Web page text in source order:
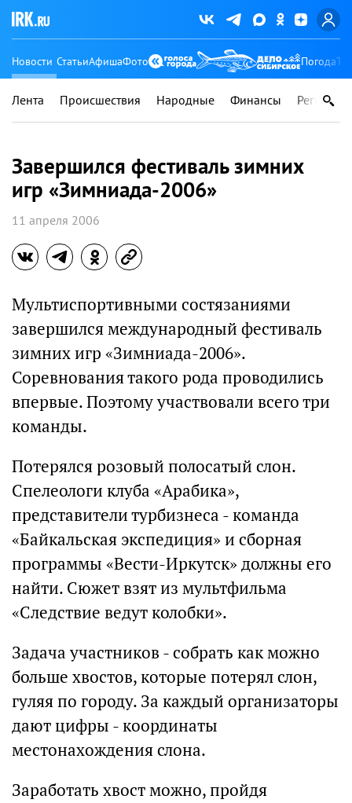
Новости СтатьиАфишаФото Погода
Лента Происшествия Народные Финансы Регионы
Завершился фестиваль зимних
игр «Зимниада-2006»
11 апреля 2006
Мультиспортивными состязаниями
завершился международный фестиваль
зимних игр «Зимниада-2006».
Соревнования такого рода проводились
впервые. Поэтому участвовали всего три
команды.
Потерялся розовый полосатый слон.
Спелеологи клуба «Арабика»,
представители турбизнеса - команда
«Байкальская экспедиция» и сборная
программы «Вести-Иркутск» должны его
найти. Сюжет взят из мультфильма
«Следствие ведут колобки».
Задача участников - собрать как можно
больше хвостов, которые потерял слон,
гуляя по городу. За каждый организаторы
дают цифры - координаты
местонахождения слона.
Заработать хвост можно, пройдя